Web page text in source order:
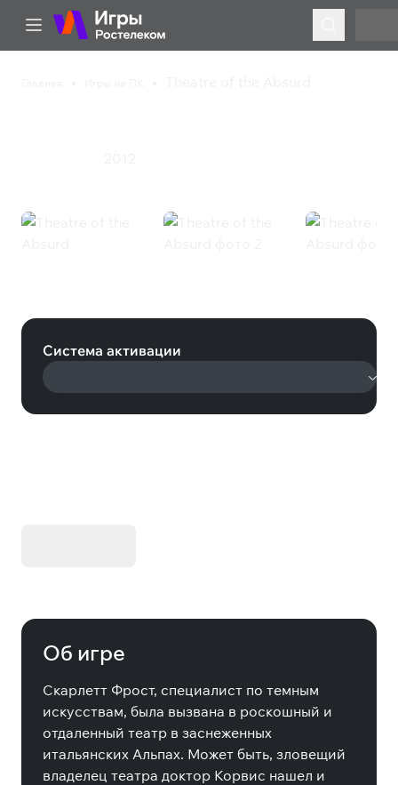
Система активации
Об игре
Скарлетт Фрост, специалист по темным
искусствам, была вызвана в роскошный и
отдаленный театр в заснеженных
итальянских Альпах. Может быть, зловещий
владелец театра доктор Корвис нашел и